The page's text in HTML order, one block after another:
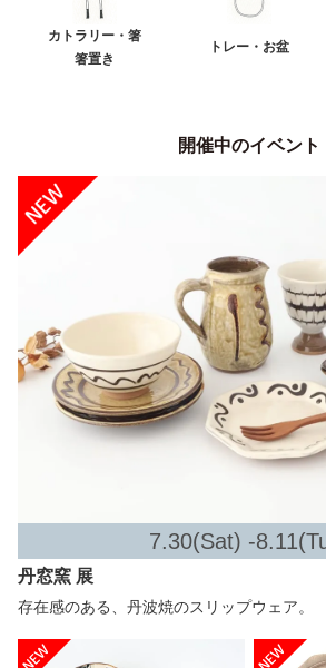
カトラリー・箸
箸置き
トレー・お盆
開催中のイベント
7.30(Sat) -
丹窓窯 展
存在感のある、丹波焼のスリップウェア。